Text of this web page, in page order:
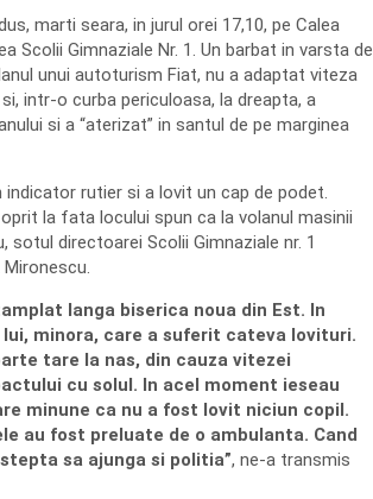
marti seara, in jurul orei 17,10, pe Calea
Scolii Gimnaziale Nr. 1. Un barbat in varsta de
unui autoturism Fiat, nu a adaptat viteza
intr-o curba periculoasa, la dreapta, a
si a “aterizat” in santul de pe marginea
indicator rutier si a lovit un cap de podet.
la fata locului spun ca la volanul masinii
sotul directoarei Scolii Gimnaziale nr. 1
Mironescu.
langa biserica noua din Est. In
minora, care a suferit cateva lovituri.
tare la nas, din cauza vitezei
cu solul. In acel moment ieseau
minune ca nu a fost lovit niciun copil.
au fost preluate de o ambulanta. Cand
sa ajunga si politia”, ne-a transmis